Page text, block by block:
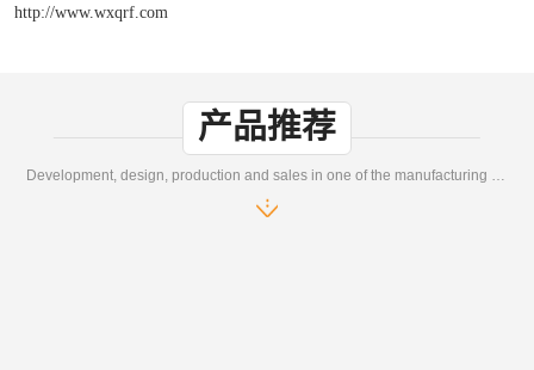
http://www.wxqrf.com
产品推荐
Development, design, production and sales in one of the manufacturing enterprises